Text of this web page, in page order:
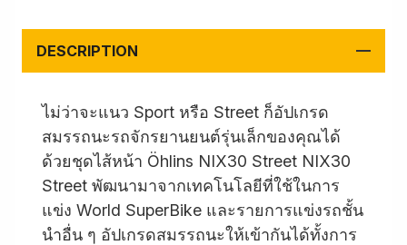
DESCRIPTION
ไม่ว่าจะแนว Sport หรือ Street ก็อัปเกรด
สมรรถนะรถจักรยานยนต์รุ่นเล็กของคุณได้
ด้วยชุดไส้หน้า Öhlins NIX30 Street NIX30
Street พัฒนามาจากเทคโนโลยีที่ใช้ในการ
แข่ง World SuperBike และรายการแข่งรถชั้น
นำอื่น ๆ อัปเกรดสมรรถนะให้เข้ากันได้ทั้งการ